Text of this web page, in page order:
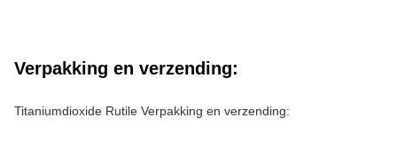
Verpakking en verzending:
Titaniumdioxide Rutile Verpakking en verzending: